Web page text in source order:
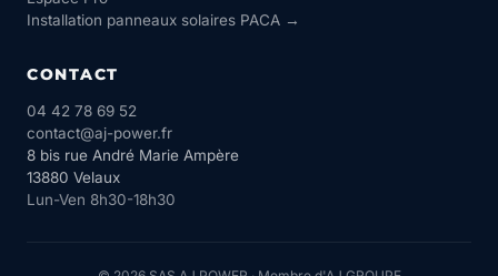
Installation panneaux solaires PACA →
CONTACT
04 42 78 69 52
contact@aj-power.fr
8 bis rue André Marie Ampère
13880 Velaux
Lun-Ven 8h30-18h30